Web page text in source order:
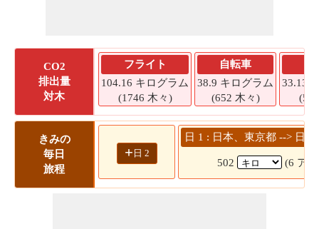
CO2
排出量
対木
フライト
104.16 キログラム
(1746 木々)
自転車
38.9 キログラム
(652 木々)
33.13
きみの
毎日
旅程
+ 日 2
日 1 : 日本、東京都 --> 日
502 (6 ア